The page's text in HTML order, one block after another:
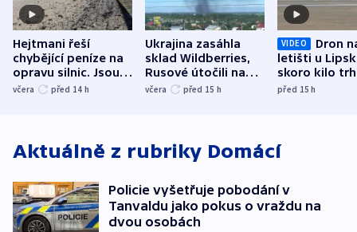
Hejtmani řeší
chybějící peníze na
opravu silnic. Jsou
nenárokové, namítá
včera před 14 h
Ukrajina zasáhla
sklad Wildberries,
Rusové útočili na
trh, hasiče či
včera před 15 h
VIDEO
Dron
letišti u
skoro kilo
indicie
před 15h
Aktuálně z rubriky Domácí
Policie vyšetřuje pobodání v
Tanvaldu jako pokus o vraždu na
dvou osobách